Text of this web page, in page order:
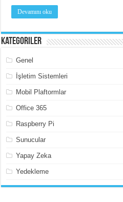
Devamını oku
Kategoriler
Genel
İşletim Sistemleri
Mobil Plaftormlar
Office 365
Raspberry Pi
Sunucular
Yapay Zeka
Yedekleme